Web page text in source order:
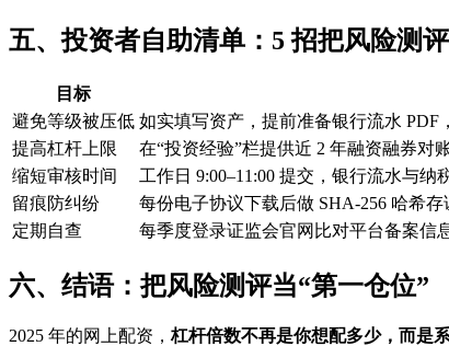
五、投资者自助清单：5 招把风险测
目标
避免等级被压低 如实填写资产，提前准备银行流水 PDF
提高杠杆上限
在“投资经验”栏提供近 2 年融资融券对
缩短审核时间
工作日 9:00–11:00 提交，银行流水与
留痕防纠纷
每份电子协议下载后做 SHA-256 哈希
定期自查
每季度登录证监会官网比对平台备案信
六、结语：把风险测评当“第一仓位”
2025 年的网上配资， 杠杆倍数不再是你想配多少，而是